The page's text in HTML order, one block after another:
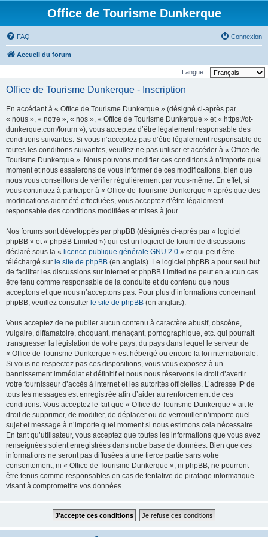
Office de Tourisme Dunkerque
FAQ Connexion
Accueil du forum
Langue :
Office de Tourisme Dunkerque - Inscription
En accédant à « Office de Tourisme Dunkerque » (désigné ci-après par
« nous », « notre », « nos », « Office de Tourisme Dunkerque » et « https://ot-
dunkerque.com/forum »), vous acceptez d’être légalement responsable des
conditions suivantes. Si vous n’acceptez pas d’être légalement responsable de
toutes les conditions suivantes, veuillez ne pas utiliser et accéder à « Office de
Tourisme Dunkerque ». Nous pouvons modifier ces conditions à n’importe quel
moment et nous essaierons de vous informer de ces modifications, bien que
nous vous conseillons de vérifier régulièrement par vous-même. En effet, si
vous continuez à participer à « Office de Tourisme Dunkerque » après que des
modifications aient été effectuées, vous acceptez d’être légalement
responsable des conditions modifiées et mises à jour.
Nos forums sont développés par phpBB (désignés ci-après par « logiciel
phpBB » et « phpBB Limited ») qui est un logiciel de forum de discussions
déclaré sous la « licence publique générale GNU 2.0 » et qui peut être
téléchargé sur le site de phpBB (en anglais). Le logiciel phpBB a pour seul but
de faciliter les discussions sur internet et phpBB Limited ne peut en aucun cas
être tenu comme responsable de la conduite et du contenu que nous
acceptons et que nous n’acceptons pas. Pour plus d’informations concernant
phpBB, veuillez consulter le site de phpBB (en anglais).
Vous acceptez de ne publier aucun contenu à caractère abusif, obscène,
vulgaire, diffamatoire, choquant, menaçant, pornographique, etc. qui pourrait
transgresser la législation de votre pays, du pays dans lequel le serveur de
« Office de Tourisme Dunkerque » est hébergé ou encore la loi internationale.
Si vous ne respectez pas ces dispositions, vous vous exposez à un
bannissement immédiat et définitif et nous nous réservons le droit d’avertir
votre fournisseur d’accès à internet et les autorités officielles. L’adresse IP de
tous les messages est enregistrée afin d’aider au renforcement de ces
conditions. Vous acceptez le fait que « Office de Tourisme Dunkerque » ait le
droit de supprimer, de modifier, de déplacer ou de verrouiller n’importe quel
sujet et message à n’importe quel moment si nous estimons cela nécessaire.
En tant qu’utilisateur, vous acceptez que toutes les informations que vous avez
renseignées soient enregistrées dans notre base de données. Bien que ces
informations ne seront pas diffusées à une tierce partie sans votre
consentement, ni « Office de Tourisme Dunkerque », ni phpBB, ne pourront
être tenus comme responsables en cas de tentative de piratage informatique
visant à compromettre vos données.